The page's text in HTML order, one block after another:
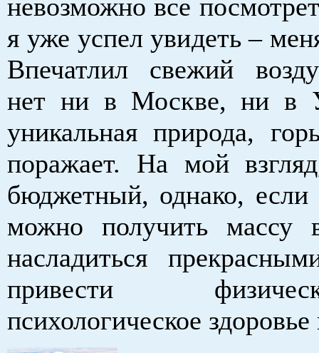
невозможно все
я уже успел увидеть –
Впечатлил свежий
нет ни в Москве, ни в
уникальная природа,
поражает. На мой
бюджетный, однако, если
можно получить массу
насладиться
привести
психологическое